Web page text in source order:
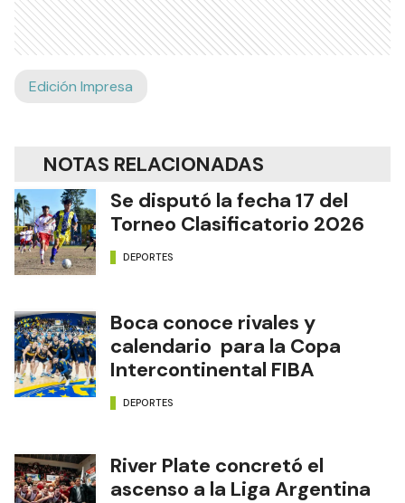
Edición Impresa
NOTAS RELACIONADAS
Se disputó la fecha 17 del
Torneo Clasificatorio 2026
DEPORTES
Boca conoce rivales y
calendario para la Copa
Intercontinental FIBA
DEPORTES
River Plate concretó el
ascenso a la Liga Argentina